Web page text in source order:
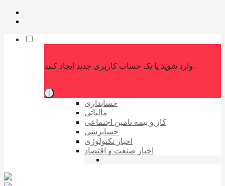
وارد شوید یا یک حساب کاربری جدید ایجاد کنید.
حسابداری
مالیاتی
کار و بیمه تامین اجتماعی
حسابرسی
اخبار تکنولوژی
اخبار صنعت و اقتصاد